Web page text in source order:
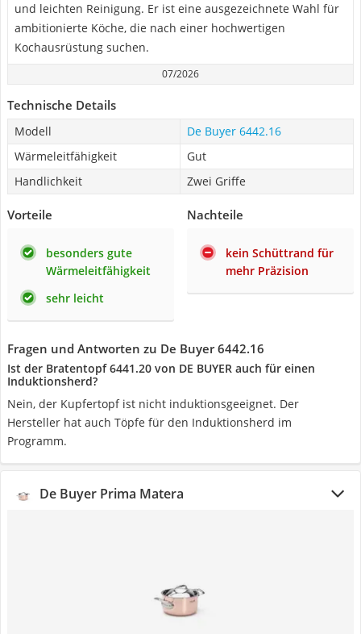
und leichten Reinigung. Er ist eine ausgezeichnete Wahl für
ambitionierte Köche, die nach einer hochwertigen
Kochausrüstung suchen.
07/2026
Technische Details
Modell
De Buyer ‎6442.16
Wärmeleitfähigkeit
Gut
Handlichkeit
Zwei Griffe
Vorteile
besonders gute
Wärmeleitfähigkeit
sehr leicht
Nachteile
kein Schüttrand für
mehr Präzision
Fragen und Antworten zu De Buyer ‎6442.16
Ist der Bratentopf 6441.20 von DE BUYER auch für einen
Induktionsherd?
Nein, der Kupfertopf ist nicht induktionsgeeignet. Der
Hersteller hat auch Töpfe für den Induktionsherd im
Programm.
De Buyer Prima Matera